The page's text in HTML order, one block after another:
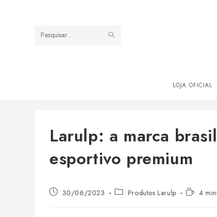
Pesquisar
LOJA OFICIAL
Larulp: a marca
esportivo premium
Post 30/06/2023
Categoria
Produtos Larulp
Tempo
4